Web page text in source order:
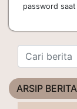
password
ARSIP BERITA